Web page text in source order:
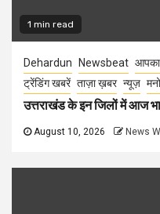
1 min read
Dehardun Newsbeat
ट्रेंडिंग खबरें ताज़ा ख़बर न्यूज़
उत्तराखंड के इन जिलों में आज
August 10, 2026 News